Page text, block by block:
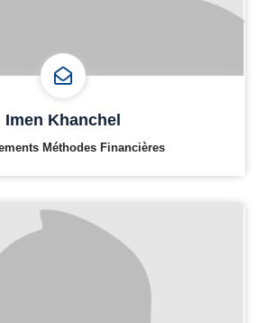
Imen Khanchel
Méthodes Financières